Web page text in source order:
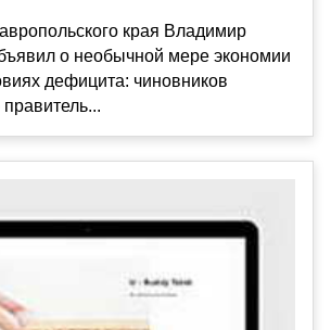
края Владимир
о необычной мере экономии
дефицита: чиновников